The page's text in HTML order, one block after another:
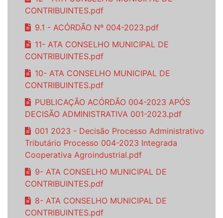
CONTRIBUINTES.pdf
9.1 - ACÓRDÃO Nº 004-2023.pdf
11- ATA CONSELHO MUNICIPAL DE
CONTRIBUINTES.pdf
10- ATA CONSELHO MUNICIPAL DE
CONTRIBUINTES.pdf
PUBLICAÇÃO ACÓRDÃO 004-2023 APÓS
DECISÃO ADMINISTRATIVA 001-2023.pdf
001 2023 - Decisão Processo Administrativo
Tributário Processo 004-2023 Integrada
Cooperativa Agroindustrial.pdf
9- ATA CONSELHO MUNICIPAL DE
CONTRIBUINTES.pdf
8- ATA CONSELHO MUNICIPAL DE
CONTRIBUINTES.pdf